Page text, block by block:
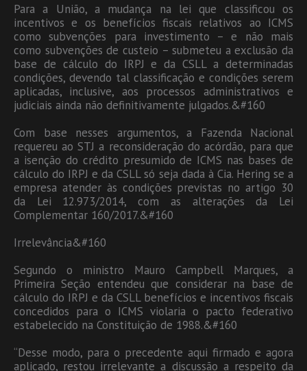
Para a União, a mudança na lei que classificou os
incentivos e os benefícios fiscais relativos ao ICMS
como subvenções para investimento – e não mais
como subvenções de custeio – submeteu a exclusão da
base de cálculo do IRPJ e da CSLL a determinadas
condições, devendo tal classificação e condições serem
aplicadas, inclusive, aos processos administrativos e
judiciais ainda não definitivamente julgados.&#160
Com base nesses argumentos, a Fazenda Nacional
requereu ao STJ a reconsideração do acórdão, para que
a isenção do crédito presumido de ICMS nas bases de
cálculo do IRPJ e da CSLL só seja dada à Cia. Hering se a
empresa atender às condições previstas no artigo 30
da Lei 12.973/2014, com as alterações da Lei
Complementar 160/2017.&#160
Irrelevância&#160
Segundo o ministro Mauro Campbell Marques, a
Primeira Seção entendeu que considerar na base de
cálculo do IRPJ e da CSLL benefícios e incentivos fiscais
concedidos para o ICMS violaria o pacto federativo
estabelecido na Constituição de 1988.&#160
“Desse modo, para o precedente aqui firmado e agora
aplicado, restou irrelevante a discussão a respeito da